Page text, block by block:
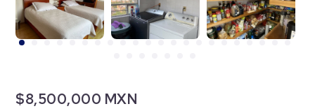
$8,500,000 MXN